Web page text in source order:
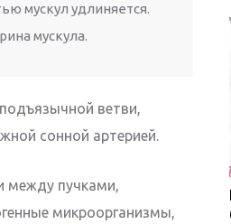
мускул удлиняется.
мускула.
ветви,
сонной артерией.
между пучками,
микроорганизмы,